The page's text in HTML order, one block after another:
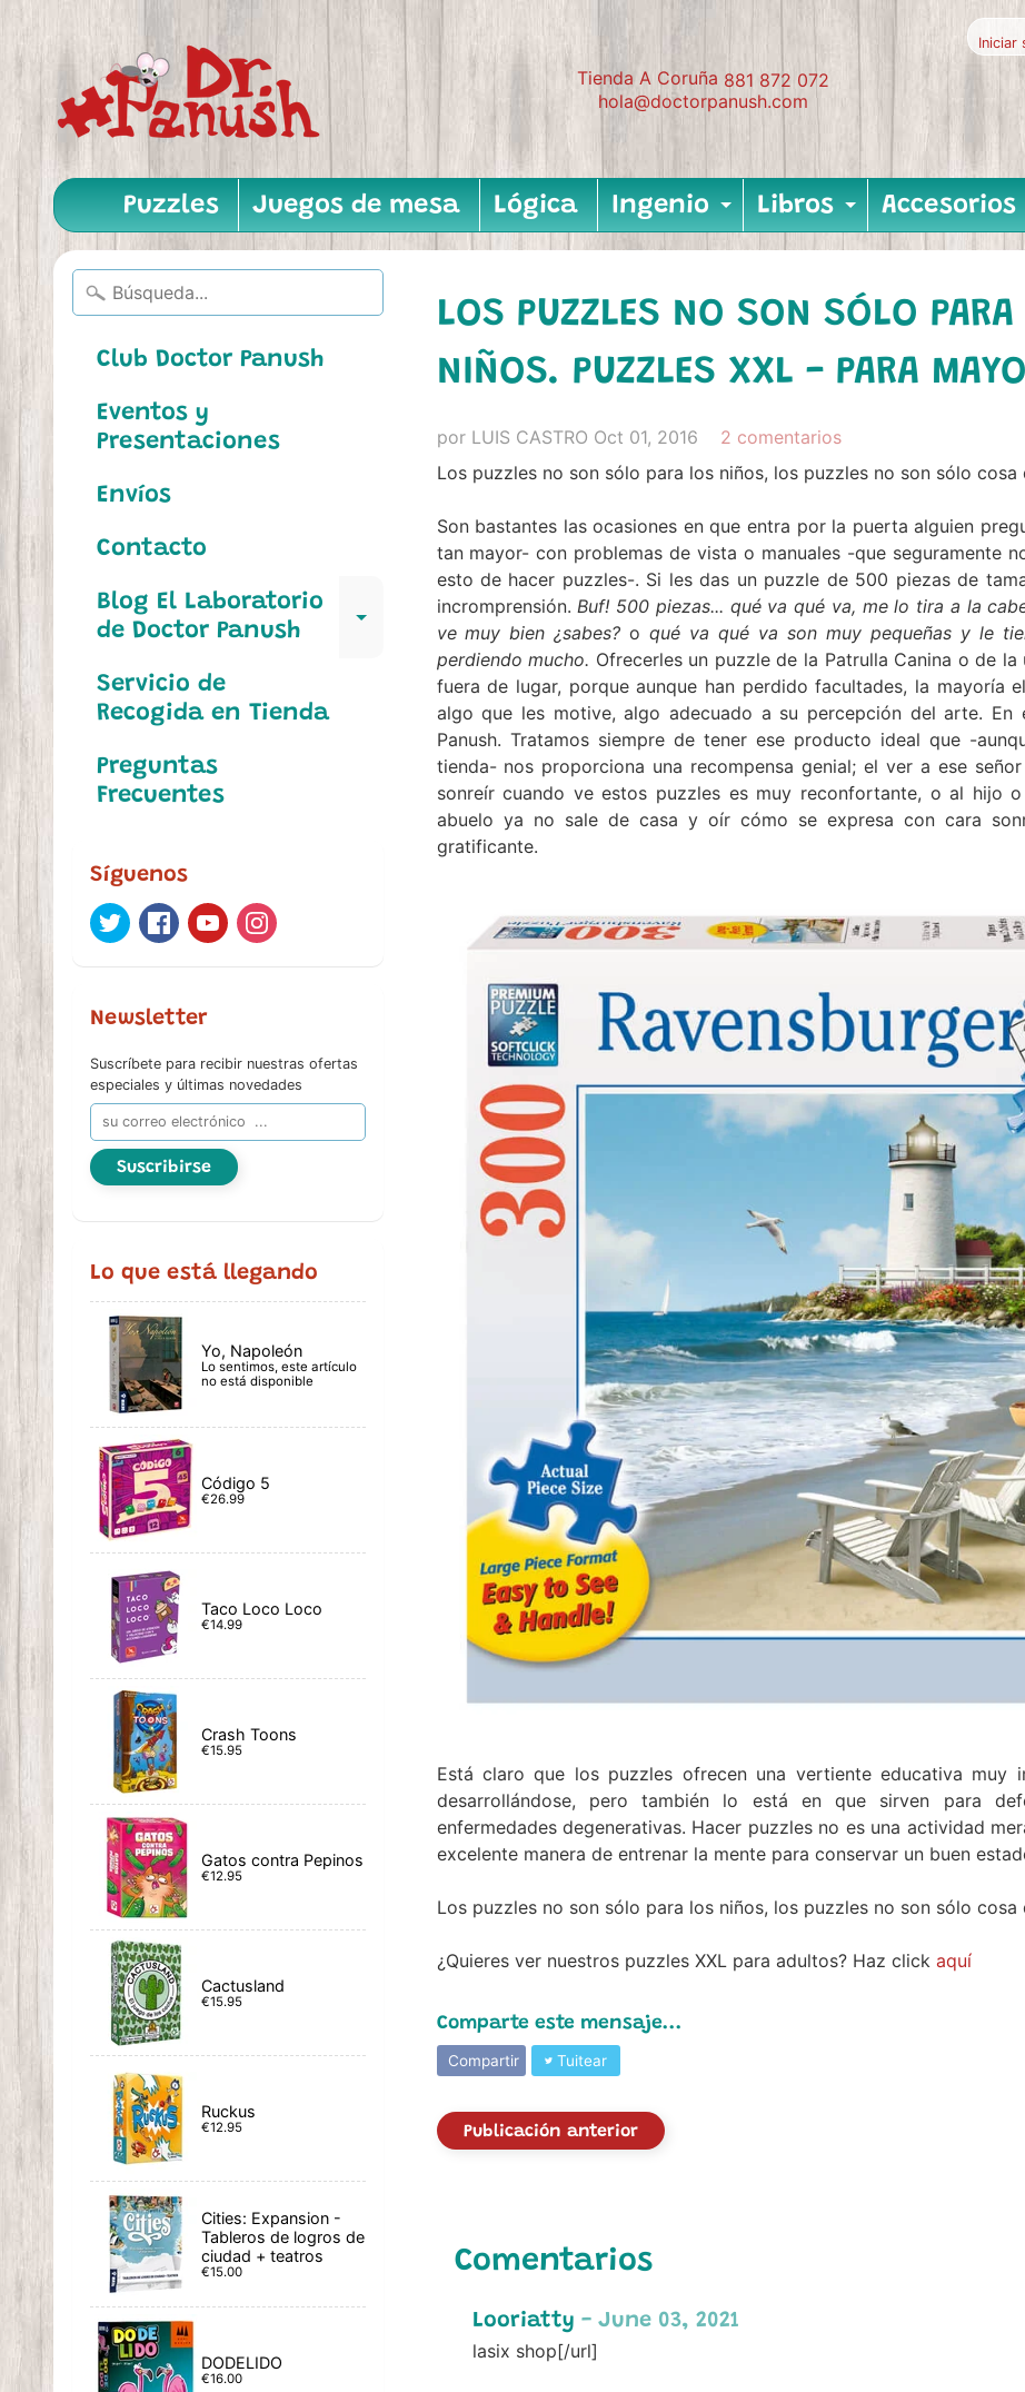
Tienda A Coruña 881 872 072
hola@doctorpanush.com
Iniciar
Puzzles Juegos de mesa Lógica Ingenio Expand child
Libros Expand
Accesorios
Club Doctor Panush
Eventos y
Presentaciones
Envíos
Contacto
Blog El Laboratorio
de Doctor Panush
Expand child menu
Servicio de
Recogida en Tienda
Preguntas
Frecuentes
Síguenos
Newsletter
Suscríbete para recibir nuestras ofertas
especiales y últimas novedades
Suscribirse
Lo que está llegando
Yo, Napoleón
Lo sentimos, este artículo
no está disponible
Código 5
€26.99
Taco Loco Loco
€14.99
Crash Toons
€15.95
Gatos contra Pepinos
€12.95
Cactusland
€15.95
Ruckus
€12.95
Cities: Expansion -
Tableros de logros de
ciudad + teatros
€15.00
DODELIDO
€16.00
LOS PUZZLES NO SON SÓLO PARA
NIÑOS. PUZZLES XXL - PARA
por LUIS CASTRO Oct 01, 2016
2 comentarios
Los puzzles no son sólo para los niños, los puzzles no son sólo cosa
Son bastantes las ocasiones en que entra por la puerta alguien
tan mayor- con problemas de vista o manuales -que seguramente
esto de hacer puzzles-. Si les das un puzzle de 500 piezas de
incromprensión. Buf! 500 piezas... qué va qué va, me lo tira a la
ve muy bien ¿sabes? o qué va qué va son muy pequeñas y le
perdiendo mucho. Ofrecerles un puzzle de la Patrulla Canina o de
fuera de lugar, porque aunque han perdido facultades, la mayoría
algo que les motive, algo adecuado a su percepción del arte. En
Panush. Tratamos siempre de tener ese producto ideal que -
tienda- nos proporciona una recompensa genial; el ver a ese
sonreír cuando ve estos puzzles es muy reconfortante, o al hijo
abuelo ya no sale de casa y oír cómo se expresa con cara
gratificante.
Está claro que los puzzles ofrecen una vertiente educativa muy
desarrollándose, pero también lo está en que sirven para
enfermedades degenerativas. Hacer puzzles no es una actividad
excelente manera de entrenar la mente para conservar un buen
Los puzzles no son sólo para los niños, los puzzles no son sólo cosa
¿Quieres ver nuestros puzzles XXL para adultos? Haz click aquí
Comparte este mensaje...
Compartir Tuitear
Publicación anterior
Comentarios
Looriatty - June 03, 2021
lasix shop[/url]